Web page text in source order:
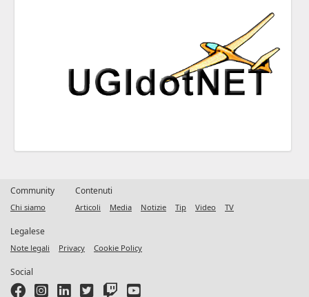
Community
Chi siamo
Contenuti
Articoli Media Notizie Tip Video TV
Legalese
Note legali Privacy Cookie Policy
Social